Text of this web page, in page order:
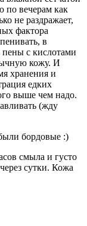
по вечерам как
не раздражает,
фактора
в
с кислотами
кожу. И
хранения и
едких
выше чем надо.
(жду
бордовые :)
смыла и густо
сутки. Кожа